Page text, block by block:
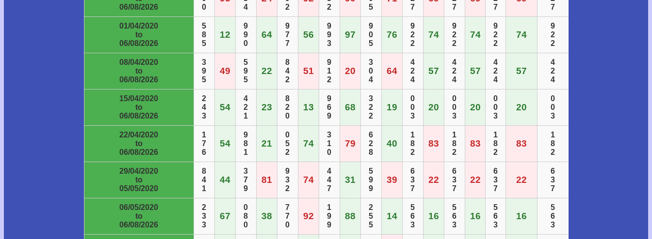
06/08/2026
0
4
2
2
5
7
7
7
7
01/04/2020
to
06/08/2026
5
8
5
12
9
9
0
64
9
7
7
56
9
9
3
97
9
0
5
76
9
2
2
74
9
2
2
74
9
2
2
74
9
2
2
08/04/2020
to
06/08/2026
3
9
5
49
5
9
5
22
8
4
2
51
9
1
2
20
3
0
4
64
4
2
4
57
4
2
4
57
4
2
4
57
4
2
4
15/04/2020
to
06/08/2026
2
4
3
54
4
2
1
23
8
2
0
13
9
6
9
68
3
2
2
19
0
0
3
20
0
0
3
20
0
0
3
20
0
0
3
22/04/2020
to
06/08/2026
1
7
6
54
9
8
1
21
0
5
2
74
3
1
0
79
6
2
8
40
1
8
2
83
1
8
2
83
1
8
2
83
1
8
2
29/04/2020
to
05/05/2020
8
4
1
44
3
7
9
81
9
3
2
74
4
4
7
31
5
9
9
39
6
3
7
22
6
3
7
22
6
3
7
22
6
3
7
06/05/2020
to
06/08/2026
2
3
3
67
0
8
0
38
7
7
0
92
1
9
9
88
2
5
5
14
5
6
3
16
5
6
3
16
5
6
3
16
5
6
3